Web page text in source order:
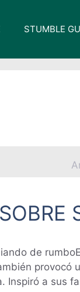
STUMBLE
de
provocó
Inspiró a sus